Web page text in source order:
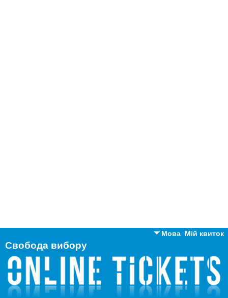
Мій квиток
Мова
Англійська
Російська
Свобода вибору